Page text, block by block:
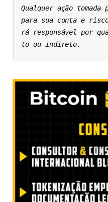
Qualquer ação
para sua conta e
rá responsável por
to ou indireto.